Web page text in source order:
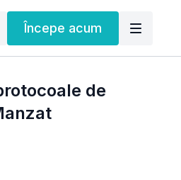
Începe acum
de